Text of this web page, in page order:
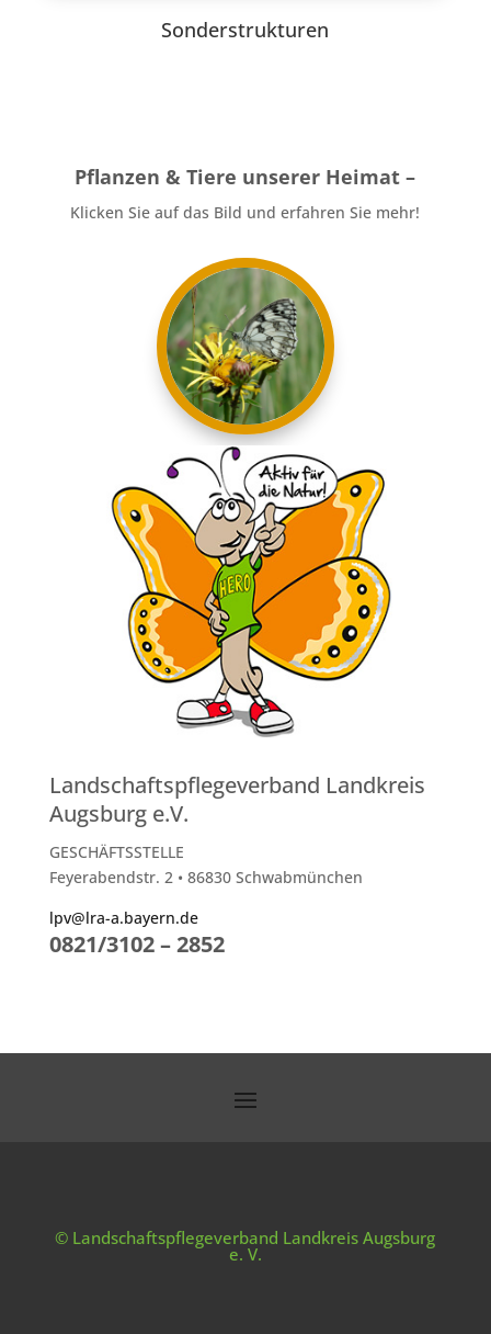
Sonderstrukturen
Pflanzen & Tiere unserer Heimat –
Klicken Sie auf das Bild und erfahren Sie mehr!
Landschaftspflegeverband Landkreis
Augsburg e.V.
GESCHÄFTSSTELLE
Feyerabendstr. 2 • 86830 Schwabmünchen
lpv@lra-a.bayern.de
0821/3102 – 2852
© Landschaftspflegeverband Landkreis Augsburg
e. V.